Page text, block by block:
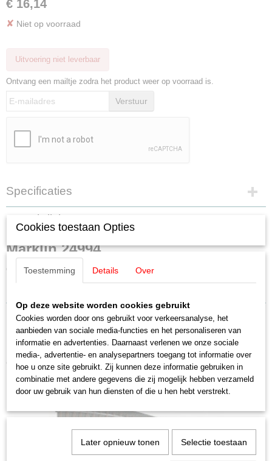
€ 16,14
✘ Niet op voorraad
Uitvoering niet leverbaar
Ontvang een mailtje zodra het product weer op voorraad is.
Verstuur
Specificaties
Productcode
24994
24994
Schaal
Nieuw
Omschrijving
Märklin 24994
C-Contactrail 94,2 mm.
Ook interessant
Cookies toestaan Opties
Toestemming Details Over
Op deze website worden cookies gebruikt
Cookies worden door ons gebruikt voor verkeersanalyse, het
aanbieden van sociale media-functies en het personaliseren van
informatie en advertenties. Daarnaast verlenen we onze sociale
media-, advertentie- en analysepartners toegang tot informatie over
hoe u onze site gebruikt. Zij kunnen deze informatie gebruiken in
combinatie met andere gegevens die zij mogelijk hebben verzameld
door uw gebruik van hun diensten of die u hen hebt verstrekt.
Later opnieuw tonen Selectie toestaan